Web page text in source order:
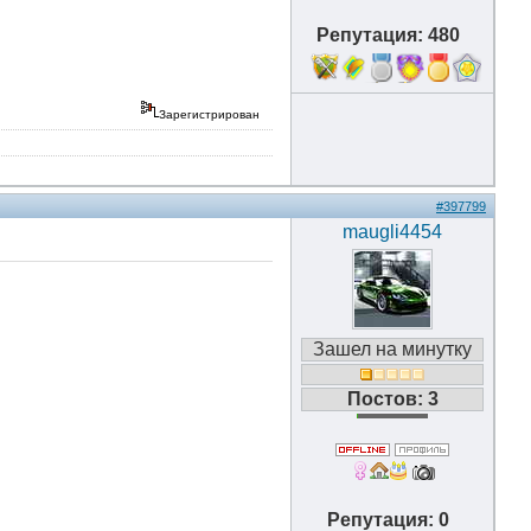
Репутация: 480
18
Зарегистрирован
#397799
maugli4454
Зашел на минутку
Постов: 3
Репутация: 0